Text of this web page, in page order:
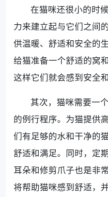
在猫咪还很小的时
力来建立起与它们之间
供温暖、舒适和安全的
给猫准备一个舒适的窝
这样它们就会感到安全和
其次，猫咪需要一
的例行程序。为猫提供
们有足够的水和干净的
舒适和满足。同时，定
耳朵和修剪爪子也是非
将帮助猫咪感到舒适，